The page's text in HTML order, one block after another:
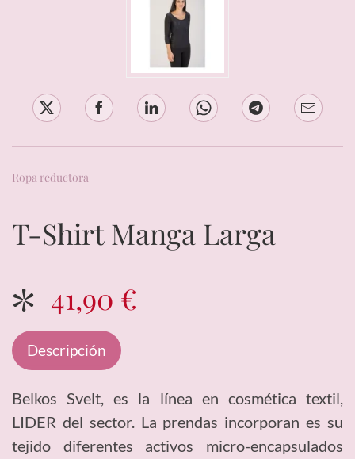
Ropa reductora
T-Shirt Manga Larga
41,90 €
Descripción
Belkos Svelt, es la línea en cosmética textil,
LIDER del sector. La prendas incorporan es su
tejido diferentes activos micro-encapsulados